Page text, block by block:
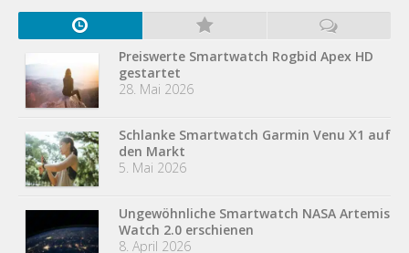
Preiswerte Smartwatch Rogbid Apex HD
gestartet
28. Mai 2026
Schlanke Smartwatch Garmin Venu X1 auf
den Markt
5. Mai 2026
Ungewöhnliche Smartwatch NASA Artemis
Watch 2.0 erschienen
8. April 2026